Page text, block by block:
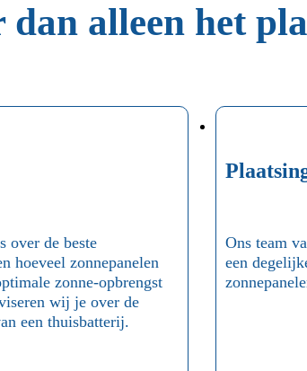
dan alleen het
over de beste
hoeveel zonnepanelen
zonne-opbrengst
wij je over de
een thuisbatterij.
Ons team
een